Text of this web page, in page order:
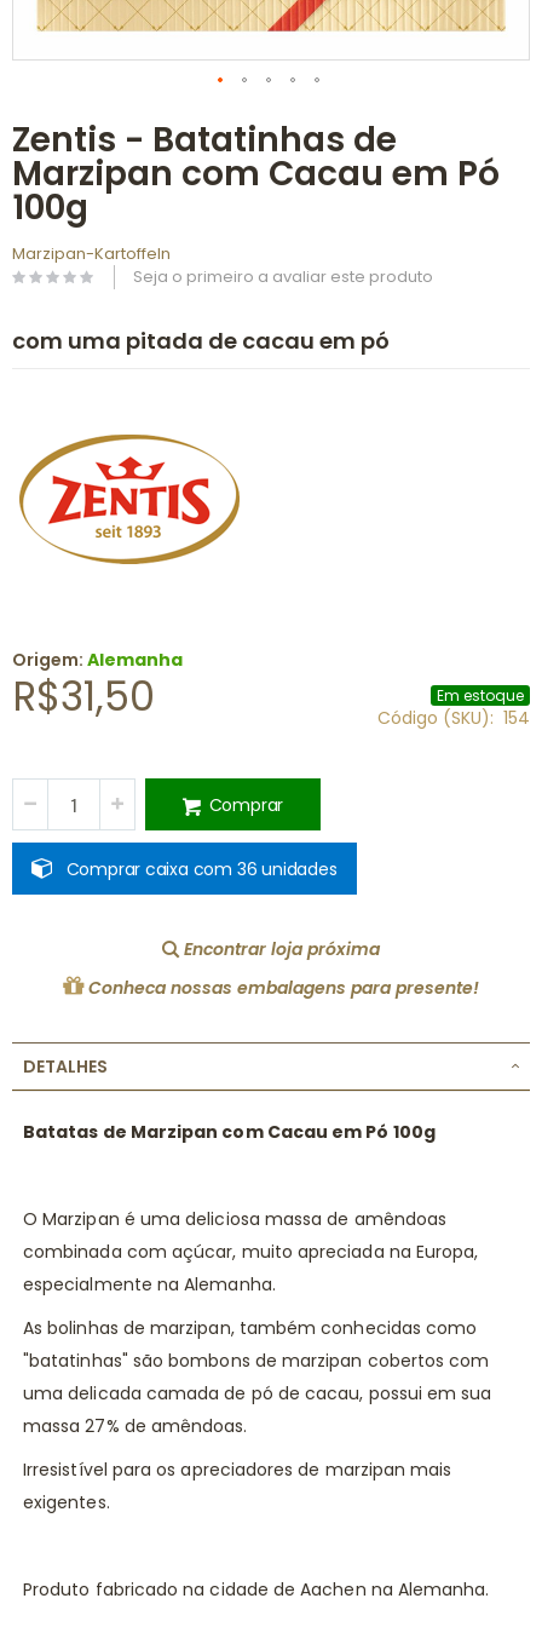
para
o
início
da
Galeria
imagens
Zentis - Batatinhas de
Marzipan com Cacau em Pó
100g
Marzipan-Kartoffeln
Seja o primeiro a avaliar este produto
com uma pitada de cacau em pó
Origem: Alemanha
R$31,50 Em estoque
Código (SKU) 154
Comprar
Comprar caixa com 36 unidades
Encontrar loja próxima
Conheca nossas embalagens para presente!
DETALHES
Batatas de Marzipan com Cacau em Pó 100g
O Marzipan é uma deliciosa massa de amêndoas
combinada com açúcar, muito apreciada na Europa,
especialmente na Alemanha.
As bolinhas de marzipan, também conhecidas como
"batatinhas" são bombons de marzipan cobertos com
uma delicada camada de pó de cacau, possui em sua
massa 27% de amêndoas.
Irresistível para os apreciadores de marzipan mais
exigentes.
Produto fabricado na cidade de Aachen na Alemanha.